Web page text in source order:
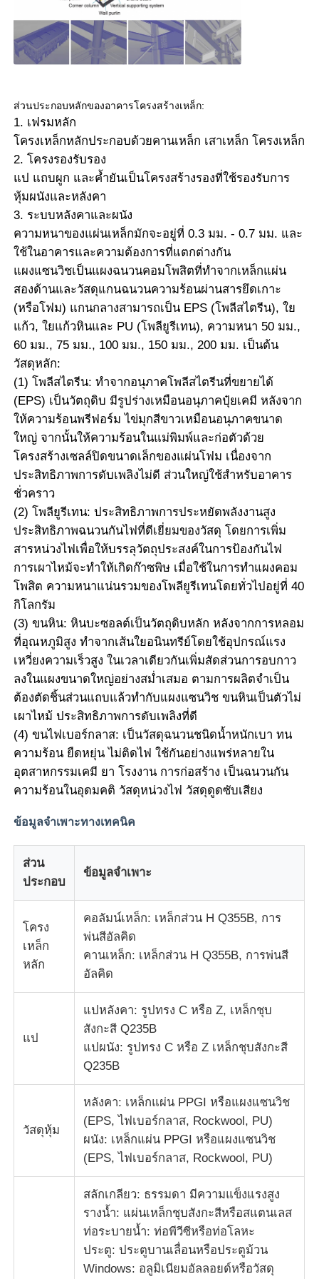
โกดังโครงสร้างเหล็ก
โครงสร้างการเหมืองแร่
โรงเก็บเครื่องบินโครงสร้างเหล็ก
วัสดุโครงสร้างเหล็ก
โครงสร้างเหล็ก บ้านไก่
โครงสร้างเหล็ก ทาวเวอร์ถังน้ํา
โครงสร้างอาคารเหล็ก
โครงสร้างเหล็กเคลือบผง
ส่วนประกอบหลักของอาคารโครงสร้างเหล็ก:
1. เฟรมหลัก
โครงเหล็กหลักประกอบด้วยคานเหล็ก เสาเหล็ก โครงเหล็ก
2. โครงรองรับรอง
แป แถบผูก และค้ำยันเป็นโครงสร้างรองที่ใช้รองรับการ
หุ้มผนังและหลังคา
3. ระบบหลังคาและผนัง
ความหนาของแผ่นเหล็กมักจะอยู่ที่ 0.3 มม. - 0.7 มม. และ
ใช้ในอาคารและความต้องการที่แตกต่างกัน
แผงแซนวิชเป็นแผงฉนวนคอมโพสิตที่ทำจากเหล็กแผ่น
สองด้านและวัสดุแกนฉนวนความร้อนผ่านสารยึดเกาะ
(หรือโฟม) แกนกลางสามารถเป็น EPS (โพลีสไตรีน), ใย
แก้ว, ใยแก้วหินและ PU (โพลียูรีเทน), ความหนา 50 มม.,
60 มม., 75 มม., 100 มม., 150 มม., 200 มม. เป็นต้น
วัสดุหลัก:
(1) โพลีสไตรีน: ทำจากอนุภาคโพลีสไตรีนที่ขยายได้
(EPS) เป็นวัตถุดิบ มีรูปร่างเหมือนอนุภาคปุ๋ยเคมี หลังจาก
ให้ความร้อนพรีฟอร์ม ไข่มุกสีขาวเหมือนอนุภาคขนาด
ใหญ่ จากนั้นให้ความร้อนในแม่พิมพ์และก่อตัวด้วย
โครงสร้างเซลล์ปิดขนาดเล็กของแผ่นโฟม เนื่องจาก
ประสิทธิภาพการดับเพลิงไม่ดี ส่วนใหญ่ใช้สำหรับอาคาร
ชั่วคราว
(2) โพลียูรีเทน: ประสิทธิภาพการประหยัดพลังงานสูง
ประสิทธิภาพฉนวนกันไฟที่ดีเยี่ยมของวัสดุ โดยการเพิ่ม
สารหน่วงไฟเพื่อให้บรรลุวัตถุประสงค์ในการป้องกันไฟ
การเผาไหม้จะทำให้เกิดก๊าซพิษ เมื่อใช้ในการทำแผงคอม
โพสิต ความหนาแน่นรวมของโพลียูรีเทนโดยทั่วไปอยู่ที่ 40
กิโลกรัม
(3) ขนหิน: หินบะซอลต์เป็นวัตถุดิบหลัก หลังจากการหลอม
ที่อุณหภูมิสูง ทำจากเส้นใยอนินทรีย์โดยใช้อุปกรณ์แรง
เหวี่ยงความเร็วสูง ในเวลาเดียวกันเพิ่มสัดส่วนการอบกาว
ลงในแผงขนาดใหญ่อย่างสม่ำเสมอ ตามการผลิตจำเป็น
ต้องตัดชิ้นส่วนแถบแล้วทำกับแผงแซนวิช ขนหินเป็นตัวไม่
เผาไหม้ ประสิทธิภาพการดับเพลิงที่ดี
(4) ขนไฟเบอร์กลาส: เป็นวัสดุฉนวนชนิดน้ำหนักเบา ทน
ความร้อน ยืดหยุ่น ไม่ติดไฟ ใช้กันอย่างแพร่หลายใน
อุตสาหกรรมเคมี ยา โรงงาน การก่อสร้าง เป็นฉนวนกัน
ความร้อนในอุดมคติ วัสดุหน่วงไฟ วัสดุดูดซับเสียง
ข้อมูลจำเพาะทางเทคนิค
ส่วน
ประกอบ
ข้อมูลจำเพาะ
โครง
เหล็ก
หลัก
คอลัมน์เหล็ก: เหล็กส่วน H Q355B, การ
พ่นสีอัลคิด
คานเหล็ก: เหล็กส่วน H Q355B, การพ่นสี
อัลคิด
แป
แปหลังคา: รูปทรง C หรือ Z, เหล็กชุบ
สังกะสี Q235B
แปผนัง: รูปทรง C หรือ Z เหล็กชุบสังกะสี
Q235B
วัสดุหุ้ม
หลังคา: เหล็กแผ่น PPGI หรือแผงแซนวิช
(EPS, ไฟเบอร์กลาส, Rockwool, PU)
ผนัง: เหล็กแผ่น PPGI หรือแผงแซนวิช
(EPS, ไฟเบอร์กลาส, Rockwool, PU)
สลักเกลียว: ธรรมดา มีความแข็งแรงสูง
รางน้ำ: แผ่นเหล็กชุบสังกะสีหรือสแตนเลส
ท่อระบายน้ำ: ท่อพีวีซีหรือท่อโลหะ
ประตู: ประตูบานเลื่อนหรือประตูม้วน
Windows: อลูมิเนียมอัลลอยด์หรือวัสดุ